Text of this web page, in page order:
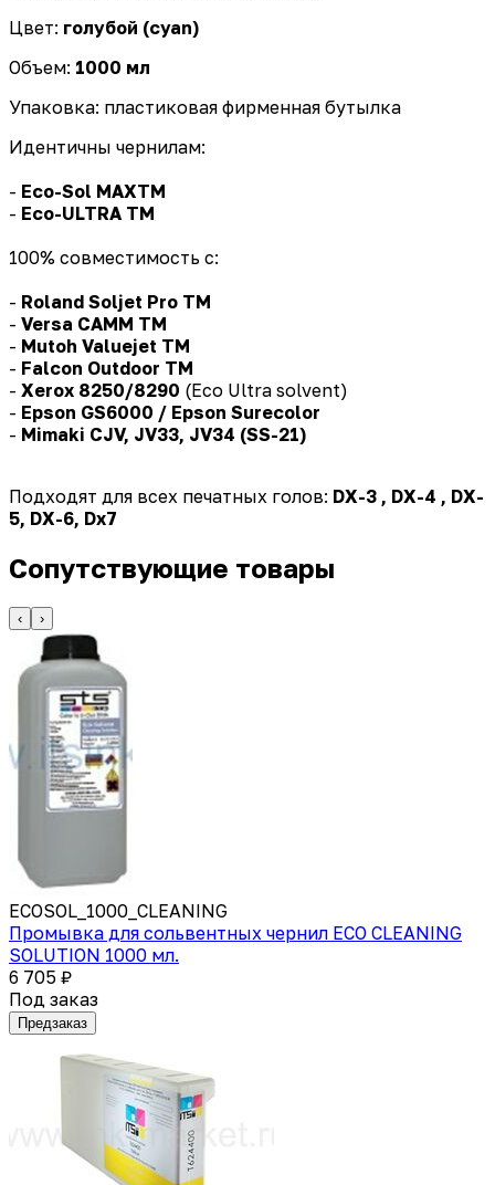
Цвет: голубой (cyan)
Объем: 1000 мл
Упаковка: пластиковая фирменная бутылка
Идентичны чернилам:
- Eco-Sol MAXTM
- Eco-ULTRA TM
100% совместимость с:
- Roland Soljet Pro TM
- Versa CAMM TM
- Mutoh Valuejet TM
- Falcon Outdoor TM
- Xerox 8250/8290 (Eco Ultra solvent)
- Epson GS6000 / Epson Surecolor
- Mimaki CJV, JV33, JV34 (SS-21)
Подходят для всех печатных голов: DX-3 , DX-4 , DX-
5, DX-6, Dx7
Сопутствующие товары
‹ ›
ECOSOL_1000_CLEANING
Промывка для сольвентных чернил ECO CLEANING
SOLUTION 1000 мл.
6 705 ₽
Под заказ
Предзаказ